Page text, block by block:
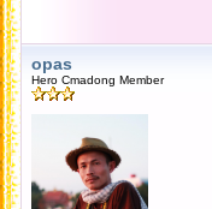
opas
Hero Cmadong Member